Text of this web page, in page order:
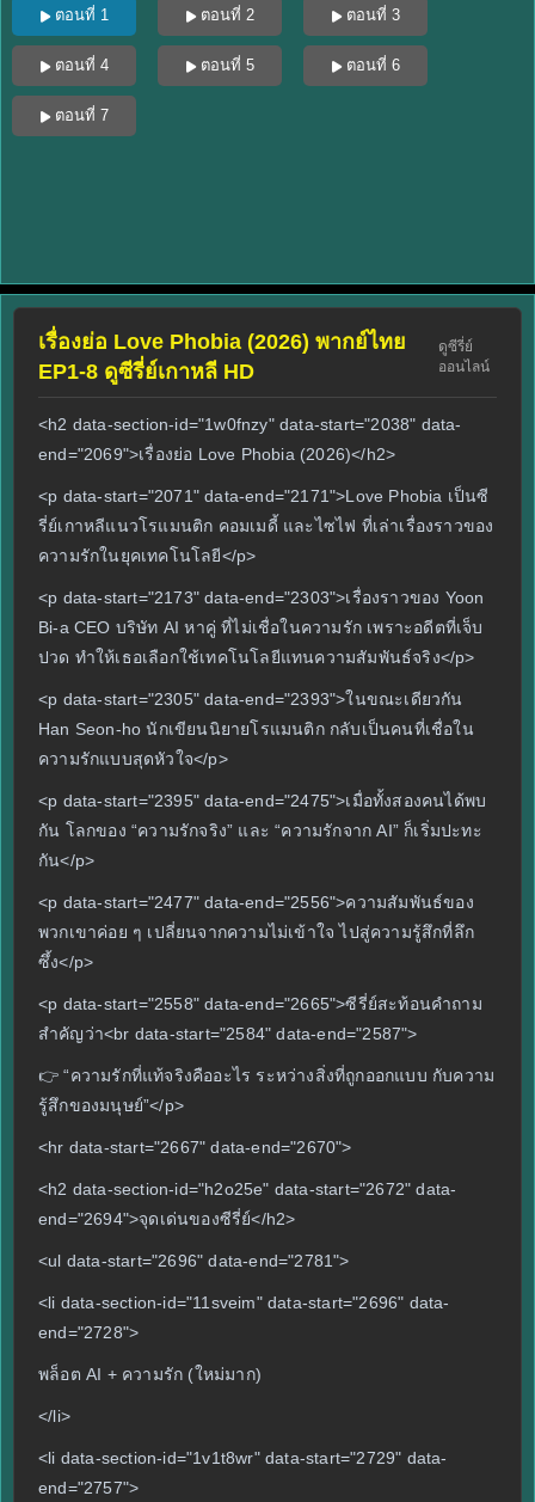
ตอนที่ 1 ตอนที่ 2 ตอนที่ 3
ตอนที่ 4 ตอนที่ 5 ตอนที่ 6
ตอนที่ 7
เรื่องย่อ Love Phobia (2026) พากย์ไทย
EP1-8 ดูซีรี่ย์เกาหลี HD
ดูซีรี่ย์
ออนไลน์
<h2 data-section-id="1w0fnzy" data-start="2038" data-
end="2069">เรื่องย่อ Love Phobia (2026)</h2>
<p data-start="2071" data-end="2171">Love Phobia เป็นซี
รี่ย์เกาหลีแนวโรแมนติก คอมเมดี้ และไซไฟ ที่เล่าเรื่องราวของ
ความรักในยุคเทคโนโลยี</p>
<p data-start="2173" data-end="2303">เรื่องราวของ Yoon
Bi-a CEO บริษัท AI หาคู่ ที่ไม่เชื่อในความรัก เพราะอดีตที่เจ็บ
ปวด ทำให้เธอเลือกใช้เทคโนโลยีแทนความสัมพันธ์จริง</p>
<p data-start="2305" data-end="2393">ในขณะเดียวกัน
Han Seon-ho นักเขียนนิยายโรแมนติก กลับเป็นคนที่เชื่อใน
ความรักแบบสุดหัวใจ</p>
<p data-start="2395" data-end="2475">เมื่อทั้งสองคนได้พบ
กัน โลกของ “ความรักจริง” และ “ความรักจาก AI” ก็เริ่มปะทะ
กัน</p>
<p data-start="2477" data-end="2556">ความสัมพันธ์ของ
พวกเขาค่อย ๆ เปลี่ยนจากความไม่เข้าใจ ไปสู่ความรู้สึกที่ลึก
ซึ้ง</p>
<p data-start="2558" data-end="2665">ซีรี่ย์สะท้อนคำถาม
สำคัญว่า<br data-start="2584" data-end="2587">
👉 “ความรักที่แท้จริงคืออะไร ระหว่างสิ่งที่ถูกออกแบบ กับความ
รู้สึกของมนุษย์”</p>
<hr data-start="2667" data-end="2670">
<h2 data-section-id="h2o25e" data-start="2672" data-
end="2694">จุดเด่นของซีรี่ย์</h2>
<ul data-start="2696" data-end="2781">
<li data-section-id="11sveim" data-start="2696" data-
end="2728">
พล็อต AI + ความรัก (ใหม่มาก)
</li>
<li data-section-id="1v1t8wr" data-start="2729" data-
end="2757">